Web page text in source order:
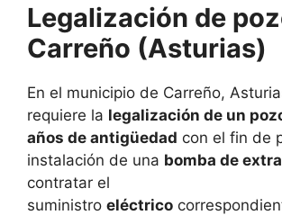
Legalización de
Carreño (Asturias)
En el municipio de Carreño,
requiere la legalización de un
años de antigüedad con el fin de
instalación de una bomba de
contratar el
suministro eléctrico